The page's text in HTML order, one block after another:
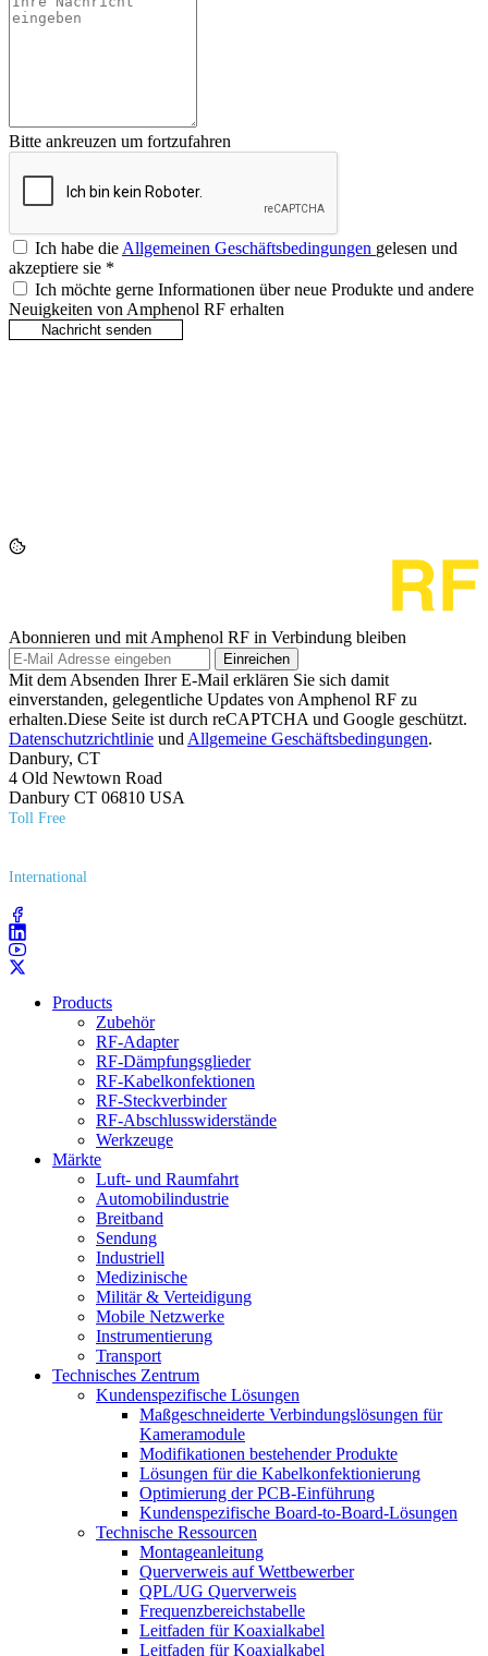
Bitte ankreuzen um fortzufahren
Ich habe dieAllgemeinen Geschäftsbedingungen gelesen und
akzeptiere sie *
Ich möchte gerne Informationen über neue Produkte und andere
Neuigkeiten von Amphenol RF erhalten
Abonnieren und mit Amphenol RF in Verbindung bleiben
Einreichen
Mit dem Absenden Ihrer E-Mail erklären Sie sich damit
einverstanden, gelegentliche Updates von Amphenol RF zu
erhalten.Diese Seite ist durch reCAPTCHA und Google geschützt.
Datenschutzrichtlinie und Allgemeine Geschäftsbedingungen.
Danbury, CT
4 Old Newtown Road
Danbury CT 06810 USA
Toll Free
International
Products
Zubehör
RF-Adapter
RF-Dämpfungsglieder
RF-Kabelkonfektionen
RF-Steckverbinder
RF-Abschlusswiderstände
Werkzeuge
Märkte
Luft- und Raumfahrt
Automobilindustrie
Breitband
Sendung
Industriell
Medizinische
Militär & Verteidigung
Mobile Netzwerke
Instrumentierung
Transport
Technisches Zentrum
Kundenspezifische Lösungen
Maßgeschneiderte Verbindungslösungen für
Kameramodule
Modifikationen bestehender Produkte
Lösungen für die Kabelkonfektionierung
Optimierung der PCB-Einführung
Kundenspezifische Board-to-Board-Lösungen
Technische Ressourcen
Montageanleitung
Querverweis auf Wettbewerber
QPL/UG Querverweis
Frequenzbereichstabelle
Leitfaden für Koaxialkabel
Leitfaden für Koaxialkabel